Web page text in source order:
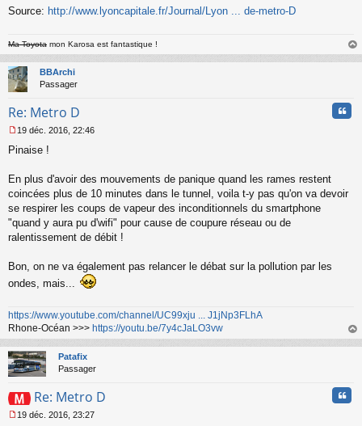
Source: http://www.lyoncapitale.fr/Journal/Lyon ... de-metro-D
Ma Toyota mon Karosa est fantastique !
au
BBArchi
Passager
Re: Metro D
e
s
a
g
e
n
o
u
19 déc. 2016, 22:46
Pinaise !
En plus d'avoir des mouvements de panique quand les rames restent
coincées plus de 10 minutes dans le tunnel, voila t-y pas qu'on va devoir
se respirer les coups de vapeur des inconditionnels du smartphone
"quand y aura pu d'wifi" pour cause de coupure réseau ou de
ralentissement de débit !
Bon, on ne va également pas relancer le débat sur la pollution par les
ondes, mais...
https://www.youtube.com/channel/UC99xju ... J1jNp3FLhA
Rhone-Océan >>> https://youtu.be/7y4cJaLO3vw
au
Patafix
Passager
Re: Metro D
19 déc. 2016, 23:27